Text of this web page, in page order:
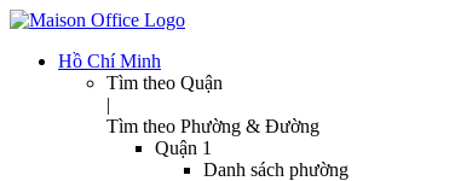
Hồ Chí Minh
Tìm theo Quận
|
Tìm theo Phường & Đường
Quận 1
Danh sách phường